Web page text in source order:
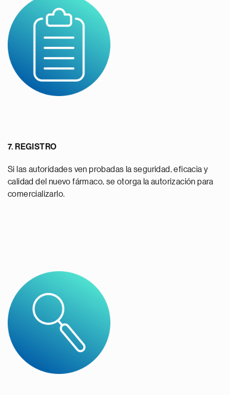
7. REGISTRO
Si las autoridades ven probadas la seguridad, eficacia y
calidad del nuevo fármaco, se otorga la autorización para
comercializarlo.